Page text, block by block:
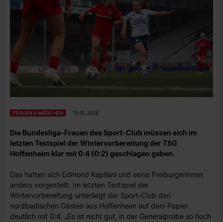
FRAUEN & MÄDCHEN 18.01.2026
Die Bundesliga-Frauen des Sport-Club müssen sich im
letzten Testspiel der Wintervorbereitung der TSG
Hoffenheim klar mit 0:4 (0:2) geschlagen geben.
Das hatten sich Edmond Kapllani und seine Freiburgerinnen
anders vorgestellt: Im letzten Testspiel der
Wintervorbereitung unterliegt der Sport-Club den
nordbadischen Gästen aus Hoffenheim auf dem Papier
deutlich mit 0:4. „Es ist nicht gut, in der Generalprobe so hoch